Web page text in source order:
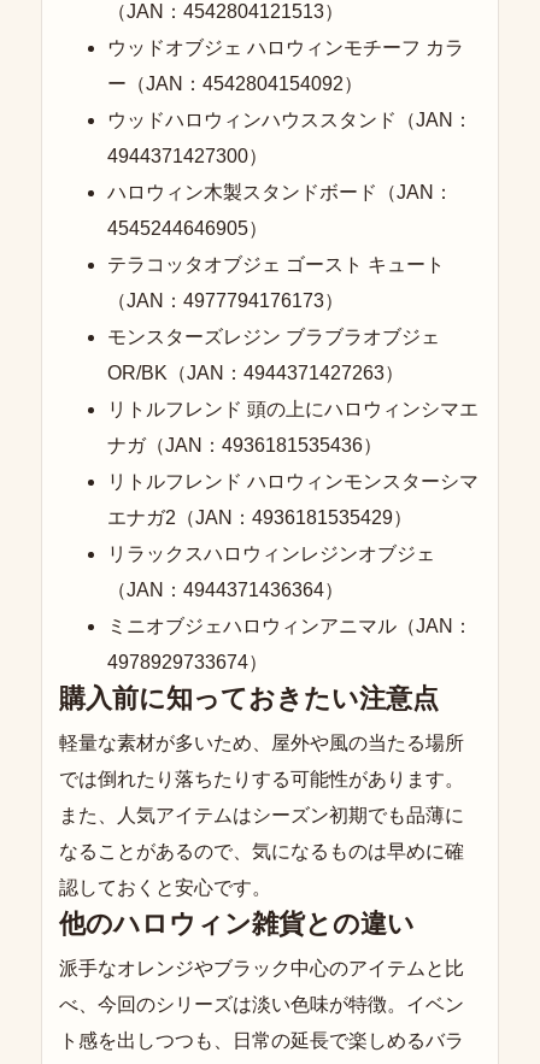
（JAN：4542804121513）
ウッドオブジェ ハロウィンモチーフ カラ
ー（JAN：4542804154092）
ウッドハロウィンハウススタンド（JAN：
4944371427300）
ハロウィン木製スタンドボード（JAN：
4545244646905）
テラコッタオブジェ ゴースト キュート
（JAN：4977794176173）
モンスターズレジン ブラブラオブジェ
OR/BK（JAN：4944371427263）
リトルフレンド 頭の上にハロウィンシマエ
ナガ（JAN：4936181535436）
リトルフレンド ハロウィンモンスターシマ
エナガ2（JAN：4936181535429）
リラックスハロウィンレジンオブジェ
（JAN：4944371436364）
ミニオブジェハロウィンアニマル（JAN：
4978929733674）
購入前に知っておきたい注意点
軽量な素材が多いため、屋外や風の当たる場所
では倒れたり落ちたりする可能性があります。
また、人気アイテムはシーズン初期でも品薄に
なることがあるので、気になるものは早めに確
認しておくと安心です。
他のハロウィン雑貨との違い
派手なオレンジやブラック中心のアイテムと比
べ、今回のシリーズは淡い色味が特徴。イベン
ト感を出しつつも、日常の延長で楽しめるバラ